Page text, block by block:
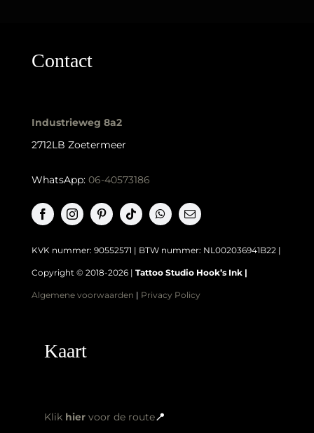
Contact
Industrieweg 8a2
2712LB Zoetermeer
WhatsApp: 06-40573186
KVK nummer: 90552571 | BTW nummer: NL002036941B22 |
Copyright © 2018-2026 | Tattoo Studio Hook’s Ink |
Algemene voorwaarden | Privacy Policy
Kaart
Klik hiervoor de route📍